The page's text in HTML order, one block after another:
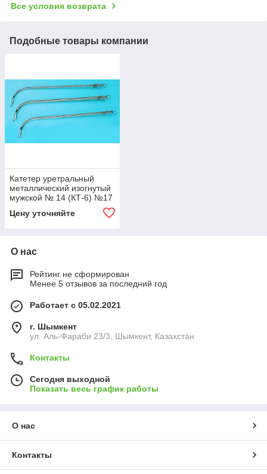
Все условия возврата
Подобные товары компании
Катетер уретральный
металлический изогнутый
мужской № 14 (КТ-6) №17
Цену уточняйте
О нас
Рейтинг не сформирован
Менее 5 отзывов за последний год
Работает с 05.02.2021
г. Шымкент
ул. Аль-Фараби 23/3, Шымкент, Казахстан
Контакты
Сегодня выходной
Показать весь график работы
О нас
Контакты